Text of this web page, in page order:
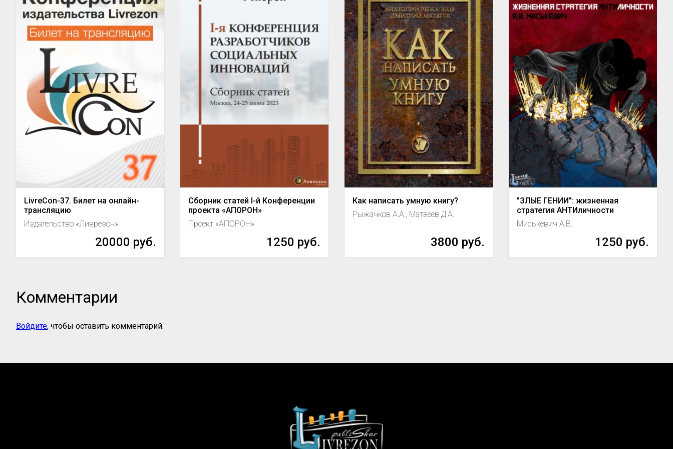
LivreCon-37. Билет на онлайн-
трансляцию
Издательство «Ливрезон»
20000 руб.
Сборник статей I-й Конференции
проекта «АПОРОН»
Проект «АПОРОН»
1250 руб.
Как написать умную книгу?
Рыжачков А.А., Матвеев Д.А.
3800 руб.
"ЗЛЫЕ ГЕНИИ": жизненная
стратегия АНТИличности
Миськевич А.В.
1250 руб.
Комментарии
Войдите, чтобы оставить комментарий.